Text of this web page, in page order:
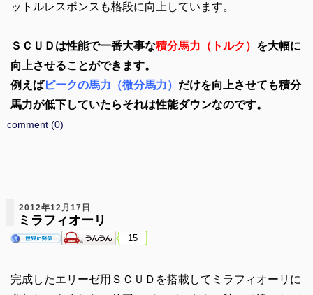
ットルレスポンスも格段に向上しています。
ＳＣＵＤは性能で一番大事な積分馬力（トルク） を大幅に
向上させることができます。
例えばピークの馬力（微分馬力） だけを向上させても積分
馬力が低下していたらそれは性能ダウンなのです。
comment (0)
2012年12月17日
ミラフィオーリ
15
完成したエリーゼ用ＳＣＵＤを搭載してミラフィオーリに